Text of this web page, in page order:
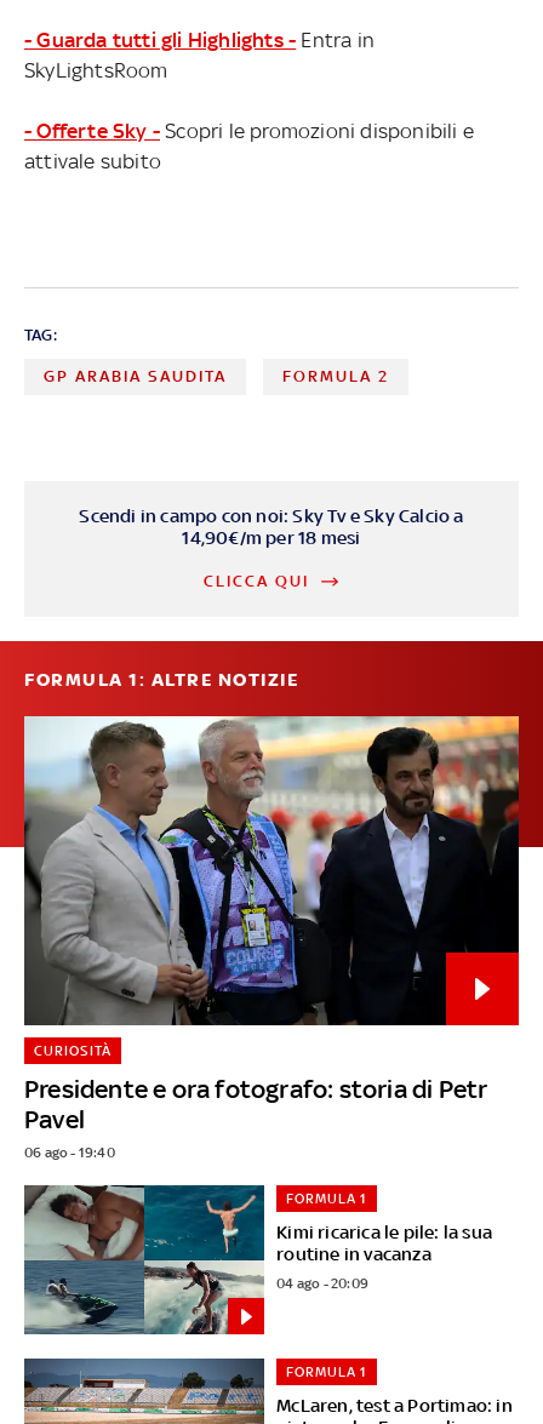
- Guarda tutti gli Highlights - Entra in
SkyLightsRoom
- Offerte Sky - Scopri le promozioni disponibili e
attivale subito
TAG:
GP ARABIA SAUDITA FORMULA 2
Scendi in campo con noi: Sky Tv e Sky Calcio a
14,90€/m per 18 mesi
CLICCA QUI
FORMULA 1: ALTRE NOTIZIE
Presidente e ora fotografo: storia di Petr
Pavel
CURIOSITÀ
06 ago - 19:40
Kimi ricarica le pile: la sua
routine in vacanza
FORMULA 1
04 ago - 20:09
McLaren, test a Portimao: in
FORMULA 1